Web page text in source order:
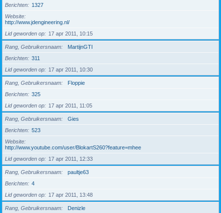
Berichten
1327
Website
http://www.jdengineering.nl/
Lid geworden op
17 apr 2011, 10:15
Rang, Gebruikersnaam
MartijnGTI
Berichten
311
Lid geworden op
17 apr 2011, 10:30
Rang, Gebruikersnaam
Floppie
Berichten
325
Lid geworden op
17 apr 2011, 11:05
Rang, Gebruikersnaam
Gies
Berichten
523
Website
http://www.youtube.com/user/BlokartS260?feature=mhee
Lid geworden op
17 apr 2011, 12:33
Rang, Gebruikersnaam
paultje63
Berichten
4
Lid geworden op
17 apr 2011, 13:48
Rang, Gebruikersnaam Denizle